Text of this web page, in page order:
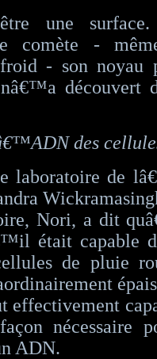
une
comète -
- son noyau
découvert
des
laboratoire de
Nori, a dit
était capable
de pluie
effectivement
nécessaire
ADN.